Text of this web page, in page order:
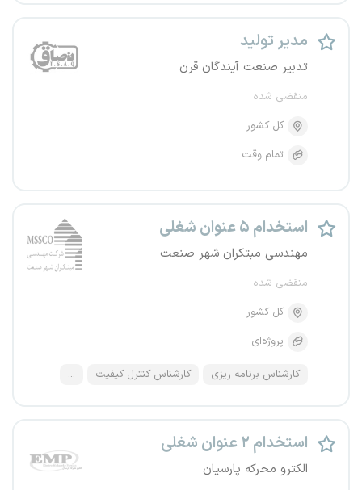
مدیر تولید
تدبیر صنعت آیندگان قرن
منقضی شده
کل کشور
تمام وقت
استخدام ۵ عنوان شغلی
مهندسی مبتکران شهر صنعت
منقضی شده
کل کشور
پروژه‌ای
کارشناس برنامه ریزی کارشناس کنترل کیفیت ...
استخدام ۲ عنوان شغلی
الکترو محرکه پارسیان